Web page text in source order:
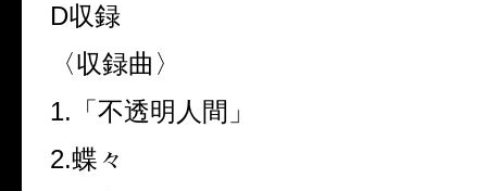
D収録
〈収録曲〉
1. 「不透明人間」
2.蝶々